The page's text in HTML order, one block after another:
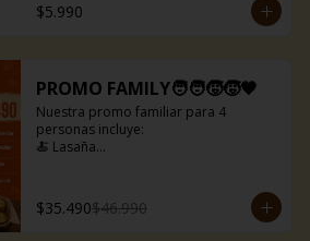
Puedes escoger entre boloñesa o ragú
$5.990
PROMO FAMILY🧑‍🧑‍🧒‍🧒🧡
Nuestra promo familiar para 4
personas incluye:
🍝 Lasaña
🥤 Bebida de 1,5 litros
🍞 Pancitos de ajo(12 uds)
$35.490$46.990